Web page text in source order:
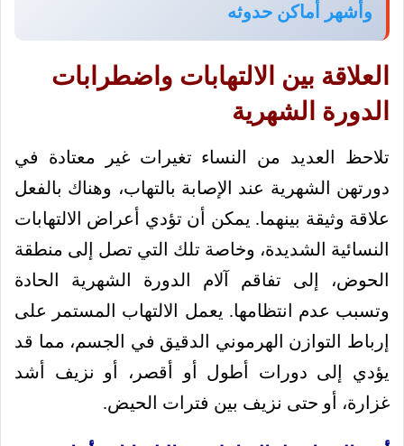
وأشهر أماكن حدوثه
العلاقة بين الالتهابات واضطرابات
الدورة الشهرية
تلاحظ العديد من النساء تغيرات غير معتادة في
دورتهن الشهرية عند الإصابة بالتهاب، وهناك بالفعل
علاقة وثيقة بينهما. يمكن أن تؤدي أعراض الالتهابات
النسائية الشديدة، وخاصة تلك التي تصل إلى منطقة
الحوض، إلى تفاقم آلام الدورة الشهرية الحادة
وتسبب عدم انتظامها. يعمل الالتهاب المستمر على
إرباط التوازن الهرموني الدقيق في الجسم، مما قد
يؤدي إلى دورات أطول أو أقصر، أو نزيف أشد
غزارة، أو حتى نزيف بين فترات الحيض.